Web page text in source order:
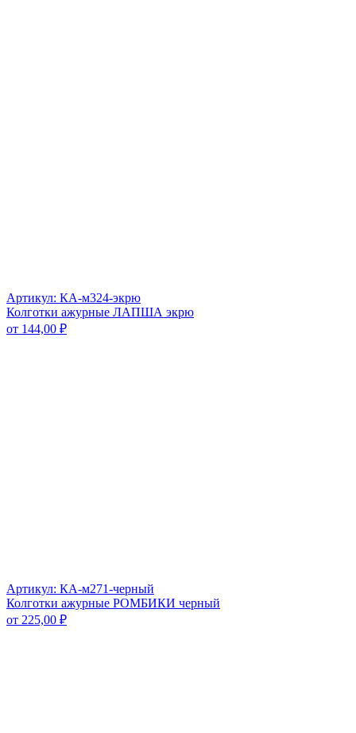
Артикул: КА-м324-экрю
Колготки ажурные ЛАПША экрю
от 144,00 ₽
Артикул: КА-м271-черный
Колготки ажурные РОМБИКИ черный
от 225,00 ₽